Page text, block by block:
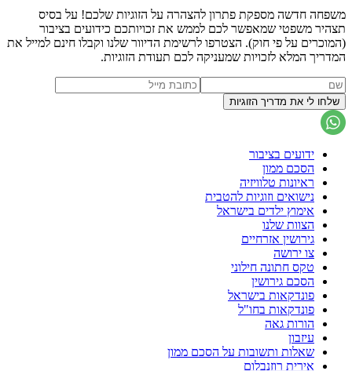
משפחה חדשה מספקת פתרון להצהרה על הזוגיות שלכם! על בסיס
תצהיר משפטי שמאפשר לכם לממש את זכויותכם כידועים בציבור
(המוכרים על פי חוק). הצטרפו לרשימת הדיוור שלנו וקבלו חינם למייל את
המדריך המלא לזכויות שמעניקה לכם תעודת הזוגיות.
ידועים בציבור
הסכם ממון
ראיונות טלוויזיה
נישואים וזוגיות להטבית
אימוץ ילדים בישראל
הצוות שלנו
גירושין אזרחיים
צו ירושה
טקס חתונה חילוני
הסכם גירושין
פונדקאות בישראל
פונדקאות בחו"ל
הורות גאה
עיזבון
שאלות ותשובות על הסכם ממון
אירית רוזנבלום